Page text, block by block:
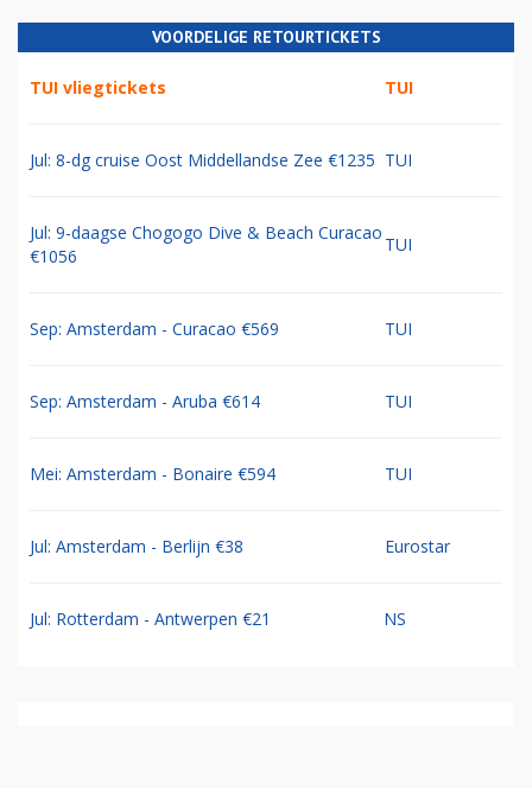
VOORDELIGE RETOURTICKETS
TUI vliegtickets TUI
Jul: 8-dg cruise Oost Middellandse Zee €1235 TUI
Jul: 9-daagse Chogogo Dive & Beach Curacao
€1056
TUI
Sep: Amsterdam - Curacao €569 TUI
Sep: Amsterdam - Aruba €614 TUI
Mei: Amsterdam - Bonaire €594 TUI
Jul: Amsterdam - Berlijn €38 Eurostar
Jul: Rotterdam - Antwerpen €21 NS